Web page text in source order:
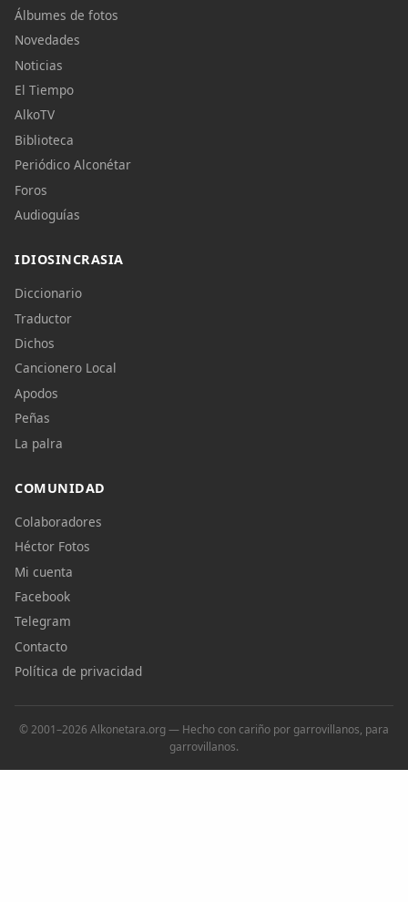
Álbumes de fotos
Novedades
Noticias
El Tiempo
AlkoTV
Biblioteca
Periódico Alconétar
Foros
Audioguías
IDIOSINCRASIA
Diccionario
Traductor
Dichos
Cancionero Local
Apodos
Peñas
La palra
COMUNIDAD
Colaboradores
Héctor Fotos
Mi cuenta
Facebook
Telegram
Contacto
Política de privacidad
© 2001–2026 Alkonetara.org — Hecho con cariño por garrovillanos, para
garrovillanos.